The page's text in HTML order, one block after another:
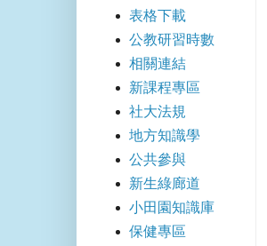
表格下載
公教研習時數
相關連結
新課程專區
社大法規
地方知識學
公共參與
新生綠廊道
小田園知識庫
保健專區